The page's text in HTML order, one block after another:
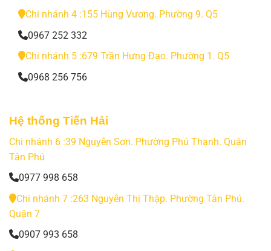
Chi nhánh 4 :155 Hùng Vương. Phường 9. Q5
0967 252 332
Chi nhánh 5 :679 Trần Hưng Đạo. Phường 1. Q5
0968 256 756
Hệ thống Tiến Hải
Chi nhánh 6 :39 Nguyễn Sơn. Phường Phú Thạnh. Quận
Tân Phú
0977 998 658
Chi nhánh 7 :263 Nguyễn Thị Thập. Phường Tân Phú.
Quận 7
0907 993 658